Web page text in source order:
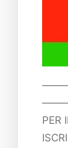
PER